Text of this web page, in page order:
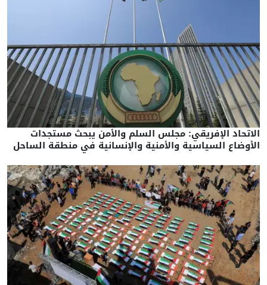
الاتحاد الإفريقي: مجلس السلم والأمن يبحث مستجدات
الأوضاع السياسية والأمنية والإنسانية في منطقة الساحل